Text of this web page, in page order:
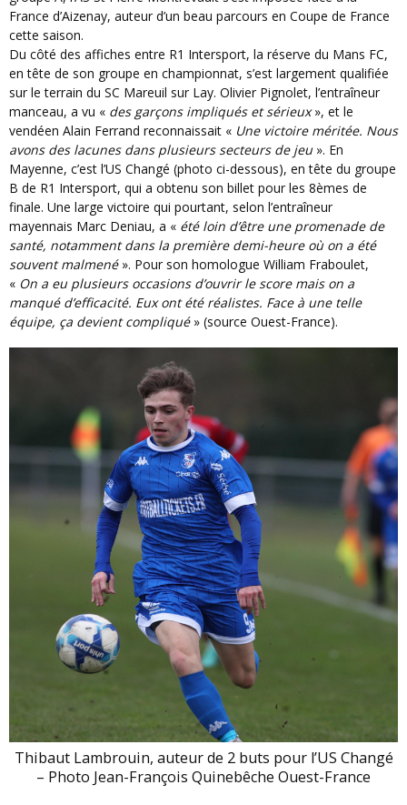
France d’Aizenay, auteur d’un beau parcours en Coupe de France
cette saison.
Du côté des affiches entre R1 Intersport, la réserve du Mans FC,
en tête de son groupe en championnat, s’est largement qualifiée
sur le terrain du SC Mareuil sur Lay. Olivier Pignolet, l’entraîneur
manceau, a vu « des garçons impliqués et sérieux», et le
vendéen Alain Ferrand reconnaissait « Une victoire méritée. Nous
avons des lacunes dans plusieurs secteurs de jeu». En
Mayenne, c’est l’US Changé (photo ci-dessous), en tête du groupe
B de R1 Intersport, qui a obtenu son billet pour les 8èmes de
finale. Une large victoire qui pourtant, selon l’entraîneur
mayennais Marc Deniau, a « été loin d’être une promenade de
santé, notamment dans la première demi-heure où on a été
souvent malmené». Pour son homologue William Fraboulet,
« On a eu plusieurs occasions d’ouvrir le score mais on a
manqué d’efficacité. Eux ont été réalistes. Face à une telle
équipe, ça devient compliqué» (source Ouest-France).
Thibaut Lambrouin, auteur de 2 buts pour l’US Changé
– Photo Jean-François Quinebêche Ouest-France